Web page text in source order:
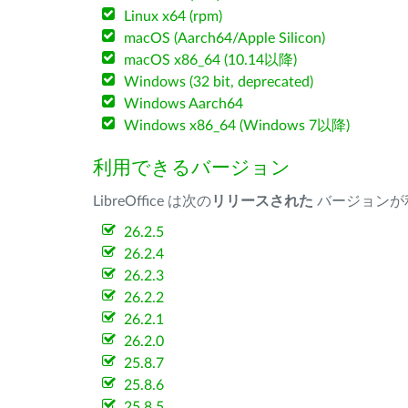
Linux x64 (rpm)
macOS (Aarch64/Apple Silicon)
macOS x86_64 (10.14以降)
Windows (32 bit, deprecated)
Windows Aarch64
Windows x86_64 (Windows 7以降)
利用できるバージョン
LibreOffice は次のリリースされた バージョンが
26.2.5
26.2.4
26.2.3
26.2.2
26.2.1
26.2.0
25.8.7
25.8.6